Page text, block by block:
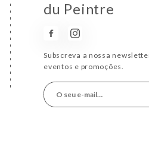
du Peintre
Subscreva a nossa
eventos e promoções.